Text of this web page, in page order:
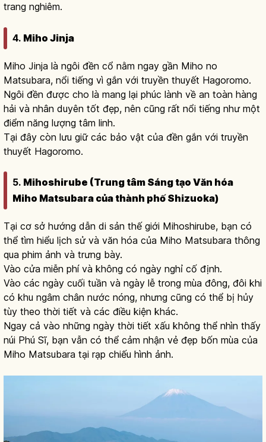
trang nghiêm.
4. Miho Jinja
Miho Jinja là ngôi đền cổ nằm ngay gần Miho no
Matsubara, nổi tiếng vì gắn với truyền thuyết Hagoromo.
Ngôi đền được cho là mang lại phúc lành về an toàn hàng
hải và nhân duyên tốt đẹp, nên cũng rất nổi tiếng như một
điểm năng lượng tâm linh.
Tại đây còn lưu giữ các bảo vật của đền gắn với truyền
thuyết Hagoromo.
5. Mihoshirube (Trung tâm Sáng tạo Văn hóa
Miho Matsubara của thành phố Shizuoka)
Tại cơ sở hướng dẫn di sản thế giới Mihoshirube, bạn có
thể tìm hiểu lịch sử và văn hóa của Miho Matsubara thông
qua phim ảnh và trưng bày.
Vào cửa miễn phí và không có ngày nghỉ cố định.
Vào các ngày cuối tuần và ngày lễ trong mùa đông, đôi khi
có khu ngâm chân nước nóng, nhưng cũng có thể bị hủy
tùy theo thời tiết và các điều kiện khác.
Ngay cả vào những ngày thời tiết xấu không thể nhìn thấy
núi Phú Sĩ, bạn vẫn có thể cảm nhận vẻ đẹp bốn mùa của
Miho Matsubara tại rạp chiếu hình ảnh.